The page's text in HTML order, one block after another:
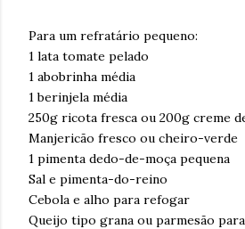
Para um refratário pequeno:
1 lata tomate pelado
1 abobrinha média
1 berinjela média
250g ricota fresca ou 200g creme
Manjericão fresco ou cheiro-verde
1 pimenta dedo-de-moça pequena
Sal e pimenta-do-reino
Cebola e alho para refogar
Queijo tipo grana ou parmesão